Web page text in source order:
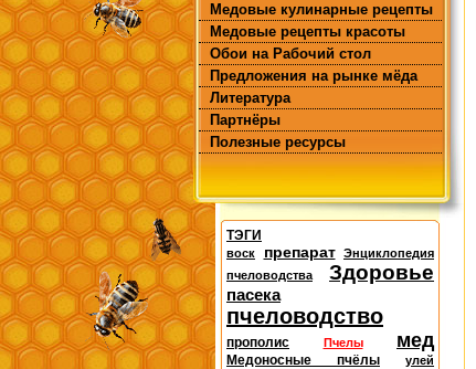
Медовые кулинарные рецепты
Медовые рецепты красоты
Обои на Рабочий стол
Предложения на рынке мёда
Литература
Партнёры
Полезные ресурсы
ТЭГИ
воск препарат
Энциклопедия
пчеловодства
Здоровье
пасека
пчеловодство
прополис Пчелы мед
Медоносные пчёлы улей